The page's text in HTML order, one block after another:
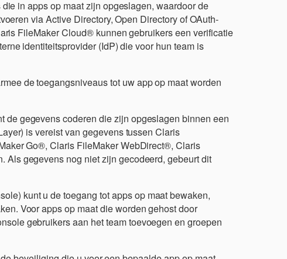
in apps op maat zijn opgeslagen, waardoor de
via Active Directory, Open Directory of OAuth-
FileMaker Cloud® kunnen gebruikers een verificatie
identiteitsprovider (IdP) die voor hun team is
de toegangsniveaus tot uw app op maat worden
de gegevens coderen die zijn opgeslagen binnen een
is vereist van gegevens tussen Claris
Go®, Claris FileMaker WebDirect®, Claris
Als gegevens nog niet zijn gecodeerd, gebeurt dit
kunt u de toegang tot apps op maat bewaken,
Voor apps op maat die worden gehost door
gebruikers aan het team toevoegen en groepen